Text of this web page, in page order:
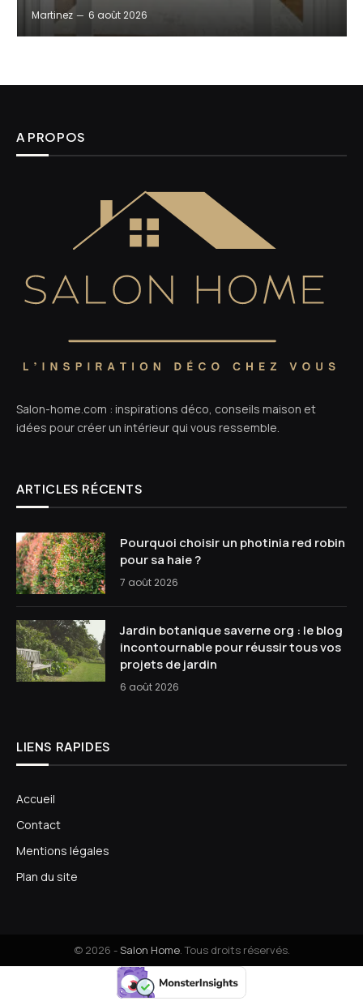
Martinez 6 août 2026
A PROPOS
Salon-home.com : inspirations déco, conseils maison et
idées pour créer un intérieur qui vous ressemble.
ARTICLES RÉCENTS
Pourquoi choisir un photinia red robin
pour sa haie ?
7 août 2026
Jardin botanique saverne org : le blog
incontournable pour réussir tous vos
projets de jardin
6 août 2026
LIENS RAPIDES
Accueil
Contact
Mentions légales
Plan du site
© 2026 -Salon Home. Tous droits réservés.